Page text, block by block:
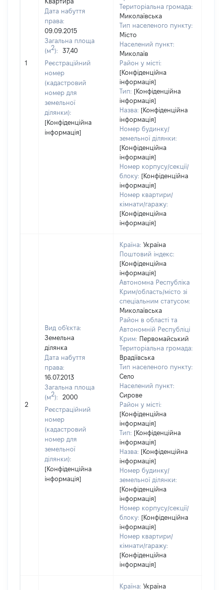
1
Дата набуття
права:
09.09.2015
Загальна площа
(м2):
37,40
Реєстраційний
номер
(кадастровий
номер для
земельної
ділянки):
[Конфіденційна
інформація]
Територіальна громада:
Миколаївська
Тип населеного пункту:
Місто
Населений пункт:
Миколаїв
Район у місті:
[Конфіденційна
інформація]
Тип: [Конфіденційна
інформація]
Назва: [Конфіденційна
інформація]
Номер будинку/
земельної ділянки:
[Конфіденційна
інформація]
Номер корпусу/секції/
блоку: [Конфіденційна
інформація]
Номер квартири/
кімнати/гаражу:
[Конфіденційна
інформація]
2
Вид об'єкта:
Земельна
ділянка
Дата набуття
права:
16.07.2013
Загальна площа
(м2):
2000
Реєстраційний
номер
(кадастровий
номер для
земельної
ділянки):
[Конфіденційна
інформація]
Країна: Україна
Поштовий індекс:
[Конфіденційна
інформація]
Автономна Республіка
Крим/область/місто зі
спеціальним статусом:
Миколаївська
Район в області та
Автономній Республіці
Крим: Первомайський
Територіальна громада:
Врадіївська
Тип населеного пункту:
Село
Населений пункт:
Сирове
Район у місті:
[Конфіденційна
інформація]
Тип: [Конфіденційна
інформація]
Назва: [Конфіденційна
інформація]
Номер будинку/
земельної ділянки:
[Конфіденційна
інформація]
Номер корпусу/секції/
блоку: [Конфіденційна
інформація]
Номер квартири/
кімнати/гаражу:
[Конфіденційна
інформація]
Країна: Україна